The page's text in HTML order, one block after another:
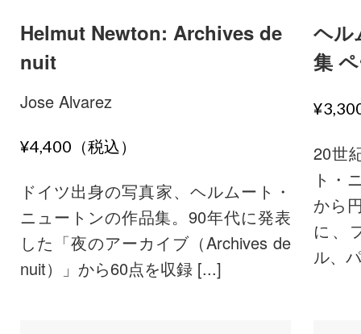
Helmut Newton: Archives de
nuit
Jose Alvarez
¥4,400（税込）
ドイツ出身の写真家、ヘルムート・
ニュートンの作品集。90年代に発表
した「夜のアーカイブ（Archives de
nuit）」から60点を収録 [...]
ヘル
集
20世
ト・
から
に、
ル、